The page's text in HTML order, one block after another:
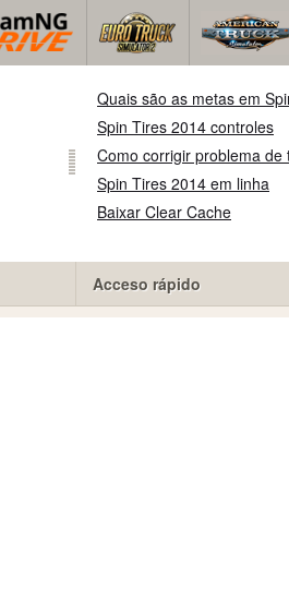
Quais são as metas em
Spin Tires 2014 controles
Como corrigir problema de
Spin Tires 2014 em linha
Baixar Clear Cache
Acceso rápido